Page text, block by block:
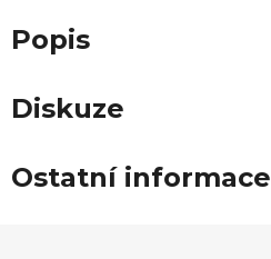
Popis
Diskuze
Ostatní informace